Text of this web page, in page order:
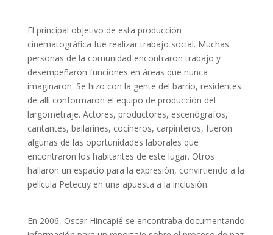
El principal objetivo de esta producción
cinematográfica fue realizar trabajo social. Muchas
personas de la comunidad encontraron trabajo y
desempeñaron funciones en áreas que nunca
imaginaron. Se hizo con la gente del barrio, residentes
de allí conformaron el equipo de producción del
largometraje. Actores, productores, escenógrafos,
cantantes, bailarines, cocineros, carpinteros, fueron
algunas de las oportunidades laborales que
encontraron los habitantes de este lugar. Otros
hallaron un espacio para la expresión, convirtiendo a la
película Petecuy en una apuesta a la inclusión.
En 2006, Oscar Hincapié se encontraba documentando